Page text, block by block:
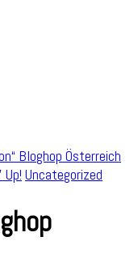
Bloghop Österreich
Uncategorized